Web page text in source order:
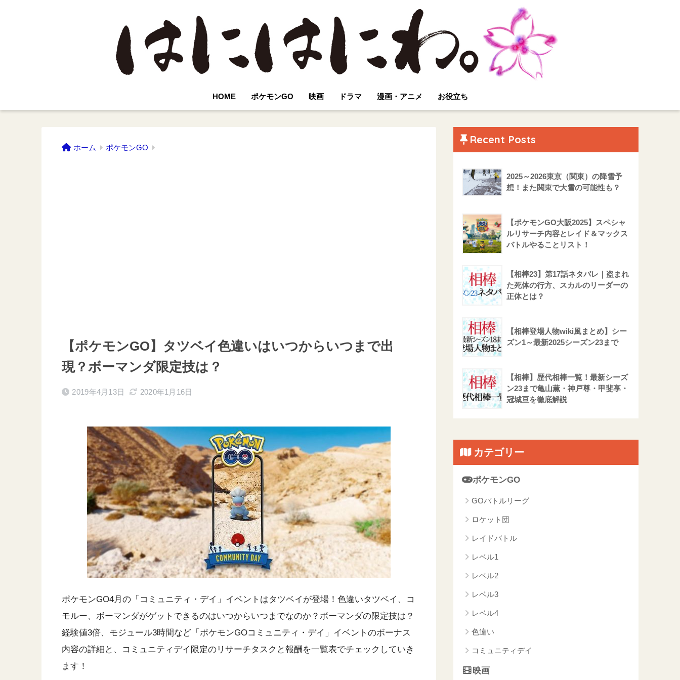
HOME ポケモンGO 映画 ドラマ 漫画・アニメ お役立ち
ホーム ポケモンGO
【ポケモンGO】タツベイ色違いはいつからいつまで出
現？ボーマンダ限定技は？
2019年4月13日 2020年1月16日
ポケモンGO4月の「コミュニティ・デイ」イベントはタツベイが登場！色違いタツベイ、コ
モルー、ボーマンダがゲットできるのはいつからいつまでなのか？ボーマンダの限定技は？
経験値3倍、モジュール3時間など「ポケモンGOコミュニティ・デイ」イベントのボーナス
内容の詳細と、コミュニティデイ限定のリサーチタスクと報酬を一覧表でチェックしていき
ます！
Recent Posts
2025～2026東京（関東）の降雪予
想！また関東で大雪の可能性も？
【ポケモンGO大阪2025】スペシャ
ルリサーチ内容とレイド＆マックス
バトルやることリスト！
【相棒23】第17話ネタバレ｜盗まれ
た死体の行方、スカルのリーダーの
正体とは？
【相棒登場人物wiki風まとめ】シー
ズン1～最新2025シーズン23まで
【相棒】歴代相棒一覧！最新シーズ
ン23まで亀山薫・神戸尊・甲斐享・
冠城亘を徹底解説
カテゴリー
ポケモンGO
GOバトルリーグ
ロケット団
レイドバトル
レベル1
レベル2
レベル3
レベル4
色違い
コミュニティデイ
映画